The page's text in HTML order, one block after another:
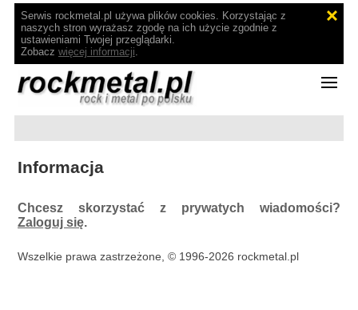
Serwis rockmetal.pl używa plików cookies. Korzystając z
naszych stron wyrażasz zgodę na ich użycie zgodnie z
ustawieniami Twojej przeglądarki.
Zobacz więcej informacji.
Informacja
Chcesz skorzystać z prywatych wiadomości?
Zaloguj się.
Wszelkie prawa zastrzeżone, © 1996-2026 rockmetal.pl